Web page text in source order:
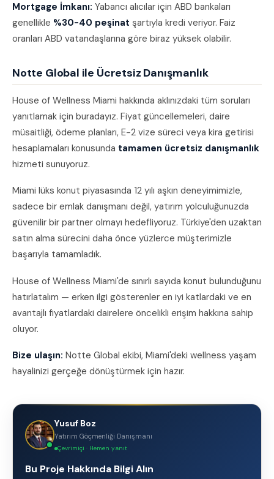
Mortgage İmkanı: Yabancı alıcılar için ABD bankaları
genellikle %30-40 peşinat şartıyla kredi veriyor. Faiz
oranları ABD vatandaşlarına göre biraz yüksek olabilir.
Notte Global ile Ücretsiz Danışmanlık
House of Wellness Miami hakkında aklınızdaki tüm soruları
yanıtlamak için buradayız. Fiyat güncellemeleri, daire
müsaitliği, ödeme planları, E-2 vize süreci veya kira getirisi
hesaplamaları konusunda tamamen ücretsiz danışmanlık
hizmeti sunuyoruz.
Miami lüks konut piyasasında 12 yılı aşkın deneyimimizle,
sadece bir emlak danışmanı değil, yatırım yolculuğunuzda
güvenilir bir partner olmayı hedefliyoruz. Türkiye'den uzaktan
satın alma sürecini daha önce yüzlerce müşterimizle
başarıyla tamamladık.
House of Wellness Miami'de sınırlı sayıda konut bulunduğunu
hatırlatalım — erken ilgi gösterenler en iyi katlardaki ve en
avantajlı fiyatlardaki dairelere öncelikli erişim hakkına sahip
oluyor.
Bize ulaşın: Notte Global ekibi, Miami'deki wellness yaşam
hayalinizi gerçeğe dönüştürmek için hazır.
Yusuf Boz
Yatırım Göçmenliği Danışmanı
Çevrimiçi · Hemen yanıt
Bu Proje Hakkında Bilgi Alın